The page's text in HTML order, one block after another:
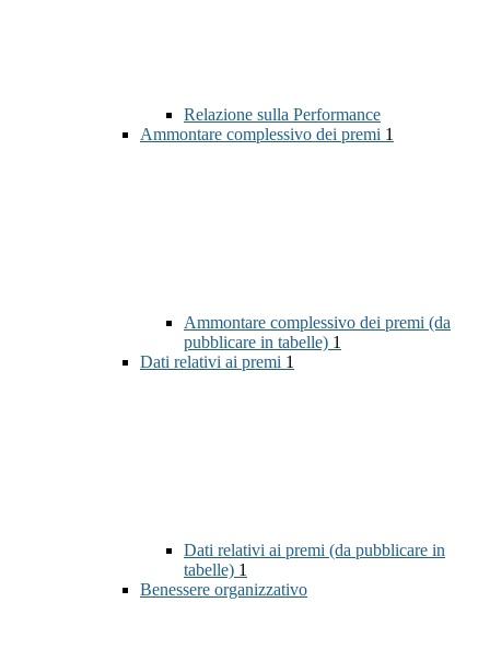
Relazione sulla Performance
Ammontare complessivo dei premi 1
Ammontare complessivo dei premi (da
pubblicare in tabelle) 1
Dati relativi ai premi 1
Dati relativi ai premi (da pubblicare in
tabelle) 1
Benessere organizzativo